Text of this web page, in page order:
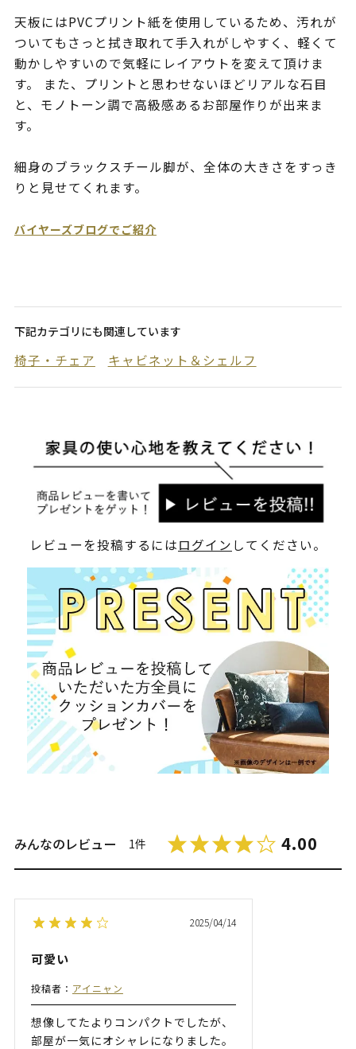
天板にはPVCプリント紙を使用しているため、汚れが
ついてもさっと拭き取れて手入れがしやすく、軽くて
動かしやすいので気軽にレイアウトを変えて頂けま
す。 また、プリントと思わせないほどリアルな石目
と、モノトーン調で高級感あるお部屋作りが出来ま
す。
細身のブラックスチール脚が、全体の大きさをすっき
りと見せてくれます。
バイヤーズブログでご紹介
下記カテゴリにも関連しています
椅子・チェア キャビネット＆シェルフ
レビューを投稿するにはログイン してください。
みんなのレビュー 1件 4.00
2025/04/14
可愛い
投稿者： アイニャン
想像してたよりコンパクトでしたが、
部屋が一気にオシャレになりました。